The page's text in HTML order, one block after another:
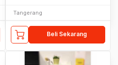
Tangerang
Beli Sekarang